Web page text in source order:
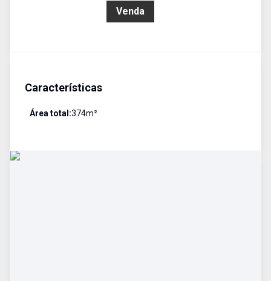
Venda
Características
Área total:374m²